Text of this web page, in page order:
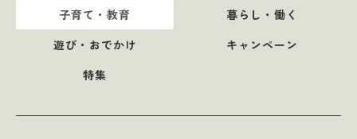
子育て・教育
暮らし・働く
遊び・おでかけ
キャンペーン
特集